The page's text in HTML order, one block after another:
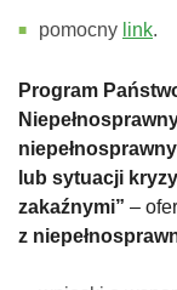
pomocny link.
Program
lub sytuacji
zakaźnymi” –
z